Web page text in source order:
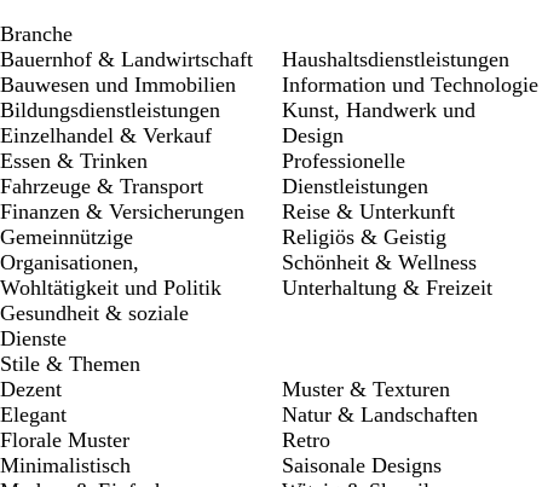
Branche
Bauernhof & Landwirtschaft
Bauwesen und Immobilien
Bildungsdienstleistungen
Einzelhandel & Verkauf
Essen & Trinken
Fahrzeuge & Transport
Finanzen & Versicherungen
Gemeinnützige
Organisationen,
Wohltätigkeit und Politik
Gesundheit & soziale
Dienste
Haushaltsdienstleistungen
Information und Technologie
Kunst, Handwerk und
Design
Professionelle
Dienstleistungen
Reise & Unterkunft
Religiös & Geistig
Schönheit & Wellness
Unterhaltung & Freizeit
Stile & Themen
Dezent
Elegant
Florale Muster
Minimalistisch
Muster & Texturen
Natur & Landschaften
Retro
Saisonale Designs